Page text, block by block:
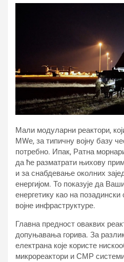
Мали модуларни реактори,
МWе, за типичну војну базу
потребно. Ипак, Ратна
да ће разматрати њихову
и за снабдевање околних
енергијом. То показује да
енергетику као на
војне инфраструктуре.
Главна предност оваквих
допуњавања горива. За
електрана које користе
микрореактори и СМР